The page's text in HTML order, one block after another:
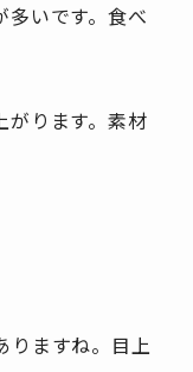
いです。食べ
がります。素材
りますね。目上